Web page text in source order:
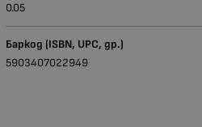
0.05
Баркод (ISBN, UPC, др.)
5903407022949